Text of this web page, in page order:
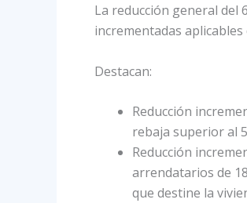
La reducción general del
incrementadas aplicables
Destacan:
Reducción
rebaja superior al
Reducción
arrendatarios de
que destine la